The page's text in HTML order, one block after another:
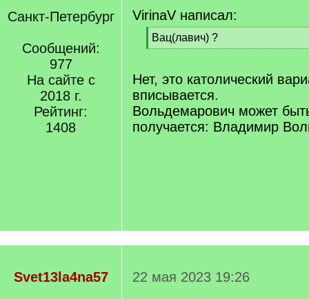
Санкт-Петербург
Сообщений:
977
На сайте с
2018 г.
Рейтинг:
1408
VirinaV написал:
[
q
Вац(лавич) ?
[
q
]
Нет, это католический
вписывается.
Вольдемарович может
получается: Владимир
Svet13la4na57
22 мая 2023 19:26